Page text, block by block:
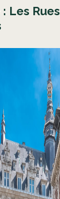
Les Rues